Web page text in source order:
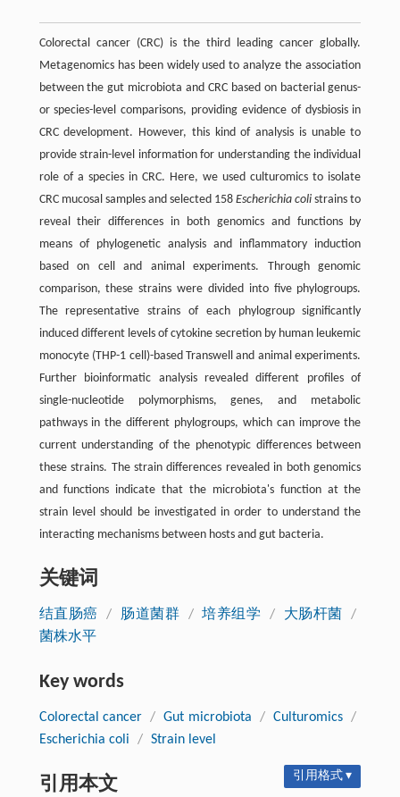
Colorectal cancer (CRC) is the third leading cancer globally.
Metagenomics has been widely used to analyze the association
between the gut microbiota and CRC based on bacterial genus-
or species-level comparisons, providing evidence of dysbiosis in
CRC development. However, this kind of analysis is unable to
provide strain-level information for understanding the individual
role of a species in CRC. Here, we used culturomics to isolate
CRC mucosal samples and selected 158Escherichia coli strains to
reveal their differences in both genomics and functions by
means of phylogenetic analysis and inflammatory induction
based on cell and animal experiments. Through genomic
comparison, these strains were divided into five phylogroups.
The representative strains of each phylogroup significantly
induced different levels of cytokine secretion by human leukemic
monocyte (THP-1 cell)-based Transwell and animal experiments.
Further bioinformatic analysis revealed different profiles of
single-nucleotide polymorphisms, genes, and metabolic
pathways in the different phylogroups, which can improve the
current understanding of the phenotypic differences between
these strains. The strain differences revealed in both genomics
and functions indicate that the microbiota's function at the
strain level should be investigated in order to understand the
interacting mechanisms between hosts and gut bacteria.
关键词
结直肠癌 / 肠道菌群 / 培养组学 / 大肠杆菌
/
菌株水平
Key words
Colorectal cancer / Gut microbiota / Culturomics /
Escherichia coli
/ Strain level
引用本文 引用格式 ▾